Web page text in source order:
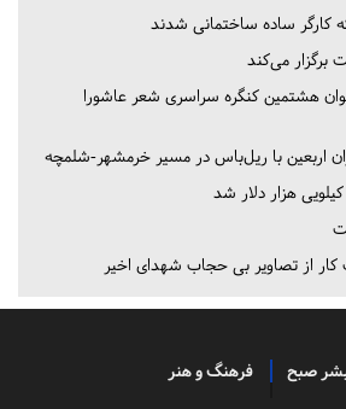
کارگر ساده ساختمانی شدند
برگزار می‌کند
هشتمین کنگره سراسری شعر عاشورا
اربعین با ریل‌باس در مسیر خرمشهر-شلمچه
هزار دلار شد
کار از تصاویر بی حجاب شهدای اخیر
صبح فرهنگ و هنر